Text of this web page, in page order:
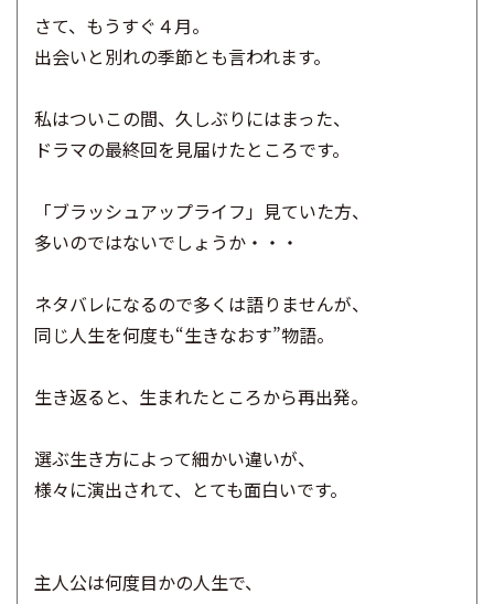
さて、もうすぐ４月。
出会いと別れの季節とも言われます。
私はついこの間、久しぶりにはまった、
ドラマの最終回を見届けたところです。
「ブラッシュアップライフ」見ていた方、
多いのではないでしょうか・・・
ネタバレになるので多くは語りませんが、
同じ人生を何度も“生きなおす”物語。
生き返ると、生まれたところから再出発。
選ぶ生き方によって細かい違いが、
様々に演出されて、とても面白いです。
主人公は何度目かの人生で、